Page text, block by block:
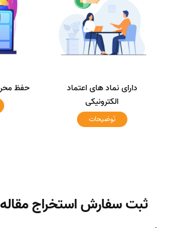
دارای نماد های اعتماد
الکترونیکی
توضیحات
حفظ
ثبت سفارش استخراج مقاله